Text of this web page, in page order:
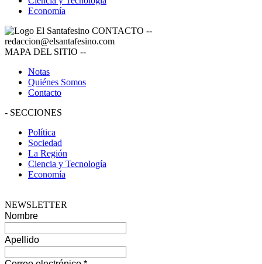
Economía
CONTACTO --
redaccion@elsantafesino.com
MAPA DEL SITIO --
Notas
Quiénes Somos
Contacto
- SECCIONES
Política
Sociedad
La Región
Ciencia y Tecnología
Economía
NEWSLETTER
Nombre
Apellido